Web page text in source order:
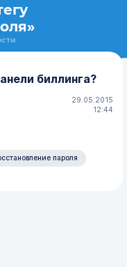
биллинга?
29.05.2015
12:44
пароля